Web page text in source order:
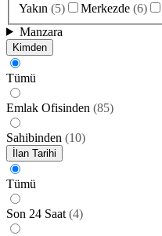
Yakın (5) Merkezde (6)
Manzara
Kimden
Tümü
Emlak Ofisinden (85)
Sahibinden (10)
İlan Tarihi
Tümü
Son 24 Saat (4)